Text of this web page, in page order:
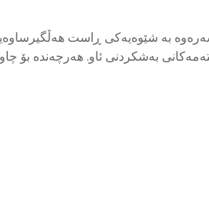
بە شێوەیەکی ڕاست
بەشکردنی ئاو. هەرچەندە بۆ